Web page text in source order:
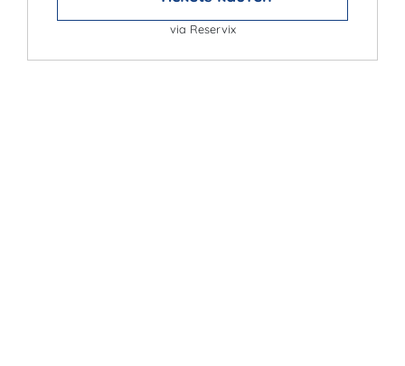
via Reservix